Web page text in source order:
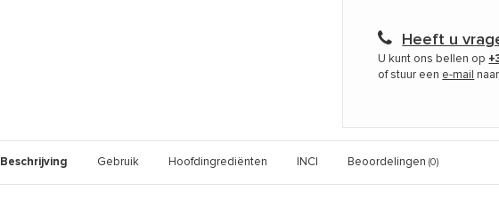
Heeft u
U kunt ons bellen op
of stuur een e-mail
Beschrijving Gebruik Hoofdingrediënten INCI Beoordelingen (0)